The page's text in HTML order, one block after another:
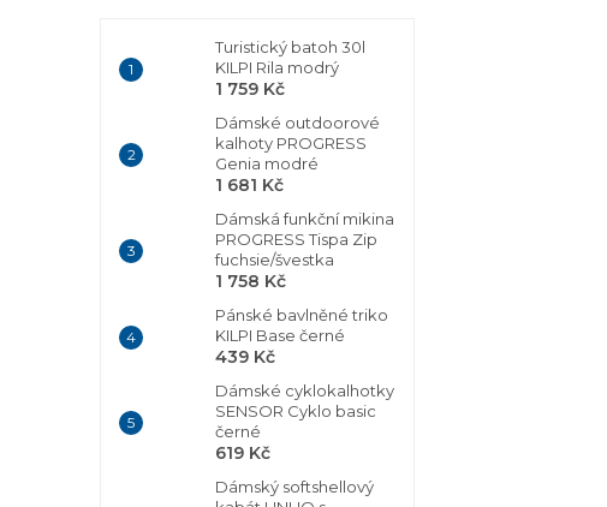
Turistický batoh 30l
KILPI Rila modrý
1 759 Kč
Dámské outdoorové
kalhoty PROGRESS
Genia modré
1 681 Kč
Dámská funkční mikina
PROGRESS Tispa Zip
fuchsie/švestka
1 758 Kč
Pánské bavlněné triko
KILPI Base černé
439 Kč
Dámské cyklokalhotky
SENSOR Cyklo basic
černé
619 Kč
Dámský softshellový